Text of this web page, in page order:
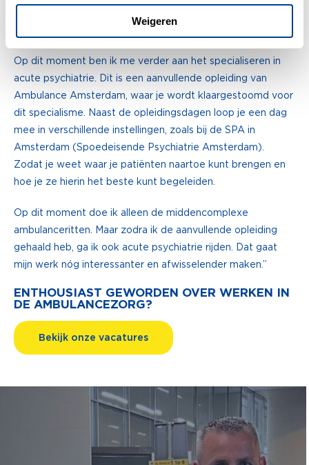
Weigeren
Specialisatie in acute psychiatrie
Op dit moment ben ik me verder aan het specialiseren in
acute psychiatrie. Dit is een aanvullende opleiding van
Ambulance Amsterdam, waar je wordt klaargestoomd voor
dit specialisme. Naast de opleidingsdagen loop je een dag
mee in verschillende instellingen, zoals bij de SPA in
Amsterdam (Spoedeisende Psychiatrie Amsterdam).
Zodat je weet waar je patiënten naartoe kunt brengen en
hoe je ze hierin het beste kunt begeleiden.
Op dit moment doe ik alleen de middencomplexe
ambulanceritten. Maar zodra ik de aanvullende opleiding
gehaald heb, ga ik ook acute psychiatrie rijden. Dat gaat
mijn werk nóg interessanter en afwisselender maken.”
ENTHOUSIAST GEWORDEN OVER WERKEN IN
DE AMBULANCEZORG?
Bekijk onze vacatures